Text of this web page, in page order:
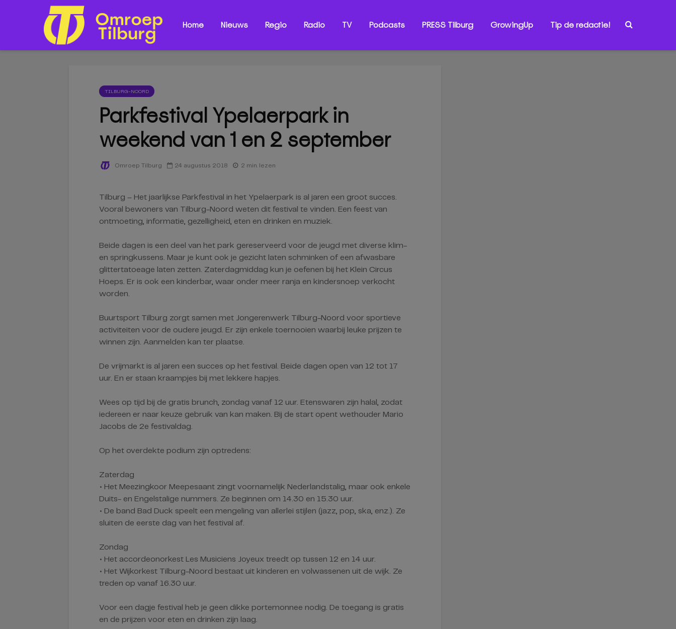
Home Nieuws Regio Radio TV Podcasts PRESS Tilburg GrowingUp Tip de redactie!
TILBURG-NOORD
Parkfestival Ypelaerpark in
weekend van 1 en 2 september
Omroep Tilburg 24 augustus 2018 2 min. lezen
Tilburg – Het jaarlijkse Parkfestival in het Ypelaerpark is al jaren een groot succes.
Vooral bewoners van Tilburg-Noord weten dit festival te vinden. Een feest van
ontmoeting, informatie, gezelligheid, eten en drinken en muziek.
Beide dagen is een deel van het park gereserveerd voor de jeugd met diverse klim-
en springkussens. Maar je kunt ook je gezicht laten schminken of een afwasbare
glittertatoeage laten zetten. Zaterdagmiddag kun je oefenen bij het Klein Circus
Hoeps. Er is ook een kinderbar, waar onder meer ranja en kindersnoep verkocht
worden.
Buurtsport Tilburg zorgt samen met Jongerenwerk Tilburg-Noord voor sportieve
activiteiten voor de oudere jeugd. Er zijn enkele toernooien waarbij leuke prijzen te
winnen zijn. Aanmelden kan ter plaatse.
De vrijmarkt is al jaren een succes op het festival. Beide dagen open van 12 tot 17
uur. En er staan kraampjes bij met lekkere hapjes.
Wees op tijd bij de gratis brunch, zondag vanaf 12 uur. Etenswaren zijn halal, zodat
iedereen er naar keuze gebruik van kan maken. Bij de start opent wethouder Mario
Jacobs de 2e festivaldag.
Op het overdekte podium zijn optredens:
Zaterdag
• Het Meezingkoor Meepesaant zingt voornamelijk Nederlandstalig, maar ook enkele
Duits- en Engelstalige nummers. Ze beginnen om 14.30 en 15.30 uur.
• De band Bad Duck speelt een mengeling van allerlei stijlen (jazz, pop, ska, enz.). Ze
sluiten de eerste dag van het festival af.
Zondag
• Het accordeonorkest Les Musiciens Joyeux treedt op tussen 12 en 14 uur.
• Het Wijkorkest Tilburg-Noord bestaat uit kinderen en volwassenen uit de wijk. Ze
treden op vanaf 16.30 uur.
Voor een dagje festival heb je geen dikke portemonnee nodig. De toegang is gratis
en de prijzen voor eten en drinken zijn laag.